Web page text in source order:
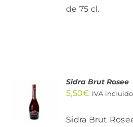
de 75 cl.
AÑADIR
AL
CARRITO
/
DETALLES
Sidra Brut Rosee
5,50€ IVA incluido
Sidra Brut